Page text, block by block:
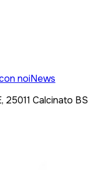
noiNews
25011 Calcinato BS